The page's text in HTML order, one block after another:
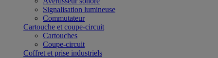
Signalisation lumineuse
Commutateur
Cartouche et coupe-circuit
Cartouches
Coupe-circuit
Coffret et prise industriels